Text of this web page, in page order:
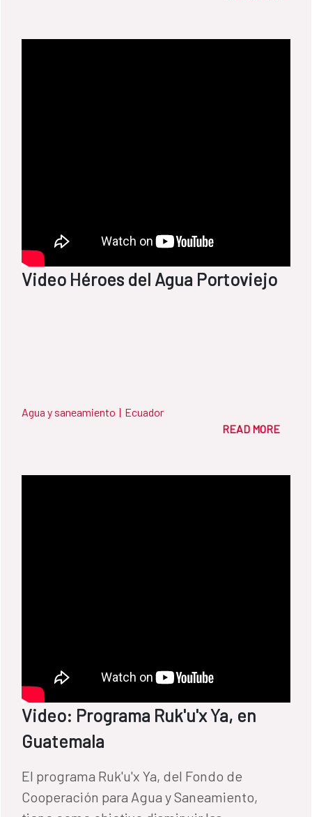
Video Héroes del Agua Portoviejo
Agua y saneamiento | Ecuador
READ MORE
Video: Programa Ruk'u'x Ya, en
Guatemala
El programa Ruk'u'x Ya, del Fondo de
Cooperación para Agua y Saneamiento,